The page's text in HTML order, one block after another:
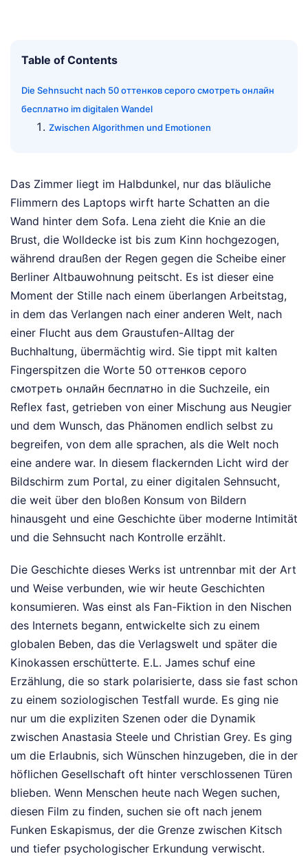
Table of Contents
Die Sehnsucht nach 50 оттенков серого смотреть онлайн
бесплатно im digitalen Wandel
Zwischen Algorithmen und Emotionen
Das Zimmer liegt im Halbdunkel, nur das bläuliche
Flimmern des Laptops wirft harte Schatten an die
Wand hinter dem Sofa. Lena zieht die Knie an die
Brust, die Wolldecke ist bis zum Kinn hochgezogen,
während draußen der Regen gegen die Scheibe einer
Berliner Altbauwohnung peitscht. Es ist dieser eine
Moment der Stille nach einem überlangen Arbeitstag,
in dem das Verlangen nach einer anderen Welt, nach
einer Flucht aus dem Graustufen-Alltag der
Buchhaltung, übermächtig wird. Sie tippt mit kalten
Fingerspitzen die Worte 50 оттенков серого
смотреть онлайн бесплатно in die Suchzeile, ein
Reflex fast, getrieben von einer Mischung aus Neugier
und dem Wunsch, das Phänomen endlich selbst zu
begreifen, von dem alle sprachen, als die Welt noch
eine andere war. In diesem flackernden Licht wird der
Bildschirm zum Portal, zu einer digitalen Sehnsucht,
die weit über den bloßen Konsum von Bildern
hinausgeht und eine Geschichte über moderne Intimität
und die Sehnsucht nach Kontrolle erzählt.
Die Geschichte dieses Werks ist untrennbar mit der Art
und Weise verbunden, wie wir heute Geschichten
konsumieren. Was einst als Fan-Fiktion in den Nischen
des Internets begann, entwickelte sich zu einem
globalen Beben, das die Verlagswelt und später die
Kinokassen erschütterte. E.L. James schuf eine
Erzählung, die so stark polarisierte, dass sie fast schon
zu einem soziologischen Testfall wurde. Es ging nie
nur um die expliziten Szenen oder die Dynamik
zwischen Anastasia Steele und Christian Grey. Es ging
um die Erlaubnis, sich Wünschen hinzugeben, die in der
höflichen Gesellschaft oft hinter verschlossenen Türen
blieben. Wenn Menschen heute nach Wegen suchen,
diesen Film zu finden, suchen sie oft nach jenem
Funken Eskapismus, der die Grenze zwischen Kitsch
und tiefer psychologischer Erkundung verwischt.